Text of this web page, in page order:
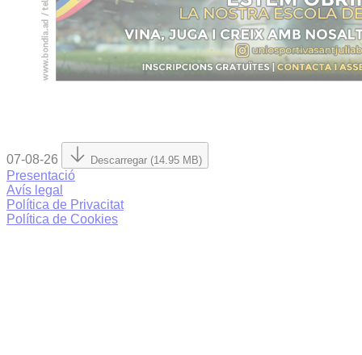
07-08-26 Descarregar (14.95 MB)
Presentació
Avís legal
Política de Privacitat
Política de Cookies